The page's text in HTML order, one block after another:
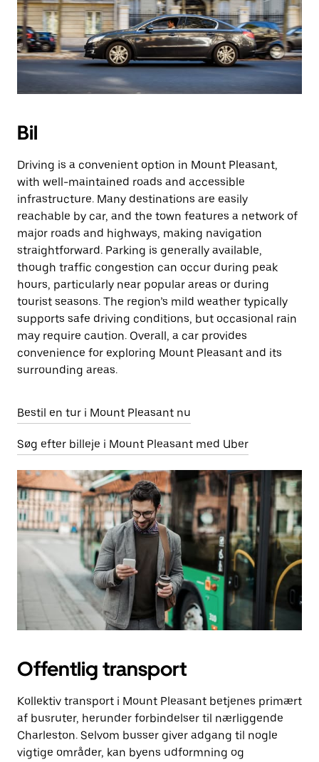
Bil
Driving is a convenient option in Mount Pleasant,
with well-maintained roads and accessible
infrastructure. Many destinations are easily
reachable by car, and the town features a network of
major roads and highways, making navigation
straightforward. Parking is generally available,
though traffic congestion can occur during peak
hours, particularly near popular areas or during
tourist seasons. The region’s mild weather typically
supports safe driving conditions, but occasional rain
may require caution. Overall, a car provides
convenience for exploring Mount Pleasant and its
surrounding areas.
Bestil en tur i Mount Pleasant nu
Søg efter billeje i Mount Pleasant med Uber
Offentlig transport
Kollektiv transport i Mount Pleasant betjenes primært
af busruter, herunder forbindelser til nærliggende
Charleston. Selvom busser giver adgang til nogle
vigtige områder, kan byens udformning og